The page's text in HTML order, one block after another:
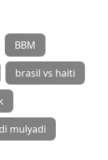
BBM
brasil vs haiti
mulyadi